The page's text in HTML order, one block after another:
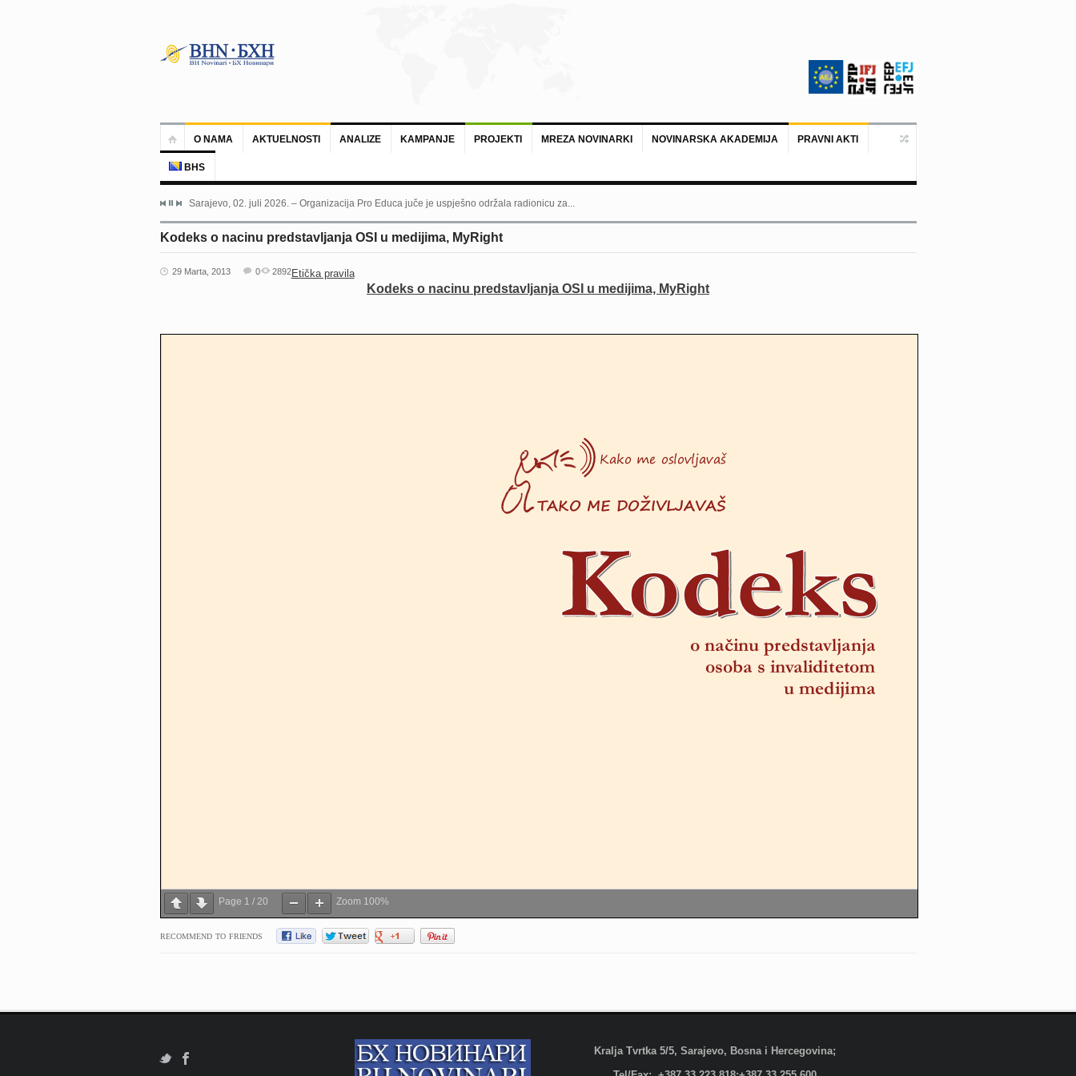
O NAMA AKTUELNOSTI ANALIZE KAMPANJE PROJEKTI MREZA NOVINARKI NOVINARSKA AKADEMIJA PRAVNI AKTI
BHS
Sarajevo, 02. juli 2026. – Organizacija Pro Educa juče je uspješno održala radionicu za...
Kodeks o nacinu predstavljanja OSI u medijima, MyRight
29 Marta, 2013 Etička pravila
0 2892
Kodeks o nacinu predstavljanja OSI u medijima, MyRight
Page 1 / 20 Zoom 100%
RECOMMEND TO FRIENDS
Kralja Tvrtka 5/5, Sarajevo, Bosna i Hercegovina;